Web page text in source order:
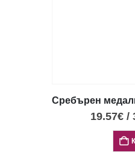
Сребърен
19.57€ /